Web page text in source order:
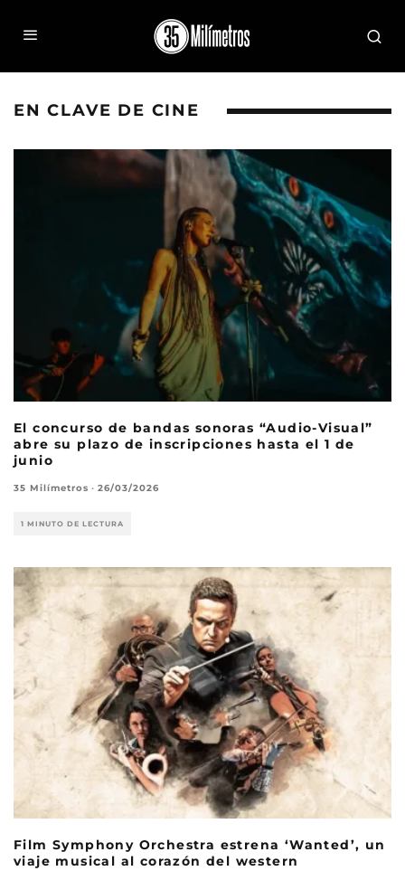
EN CLAVE DE CINE
El concurso de bandas sonoras “Audio-Visual”
abre su plazo de inscripciones hasta el 1 de
junio
35 Milímetros · 26/03/2026
1 MINUTO DE LECTURA
Film Symphony Orchestra estrena ‘Wanted’, un
viaje musical al corazón del western